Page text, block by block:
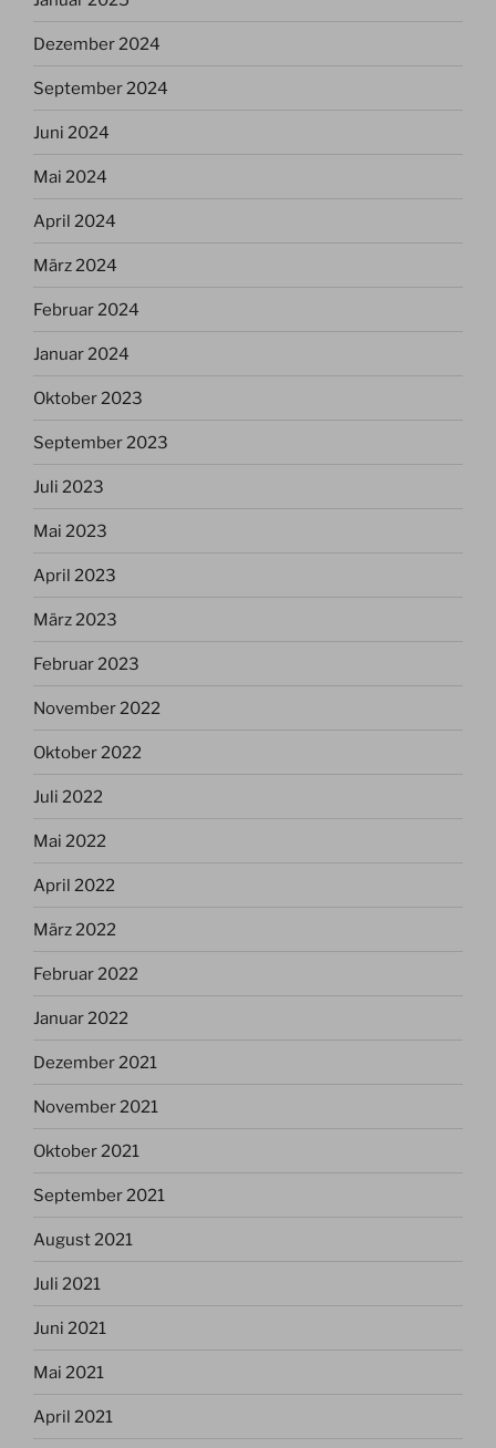
Dezember 2024
September 2024
Juni 2024
Mai 2024
April 2024
März 2024
Februar 2024
Januar 2024
Oktober 2023
September 2023
Juli 2023
Mai 2023
April 2023
März 2023
Februar 2023
November 2022
Oktober 2022
Juli 2022
Mai 2022
April 2022
März 2022
Februar 2022
Januar 2022
Dezember 2021
November 2021
Oktober 2021
September 2021
August 2021
Juli 2021
Juni 2021
Mai 2021
April 2021